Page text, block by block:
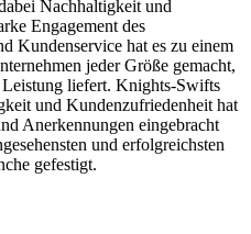
Nachhaltigkeit und
Engagement des
Kundenservice hat es zu einem
jeder Größe gemacht,
liefert. Knights-Swifts
und Kundenzufriedenheit hat
Anerkennungen eingebracht
und erfolgreichsten
gefestigt.